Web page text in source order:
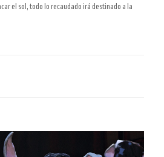
el sol, todo lo recaudado irá destinado a la